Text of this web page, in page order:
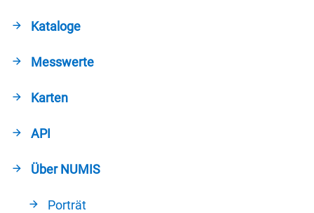
Kataloge
Messwerte
Karten
API
Über NUMIS
Porträt